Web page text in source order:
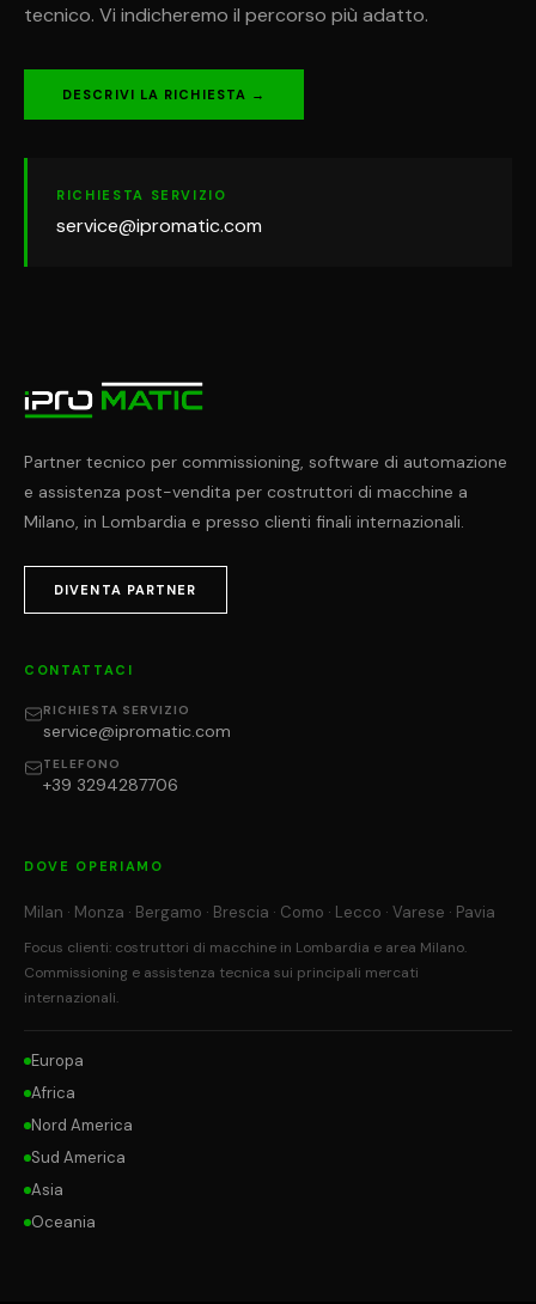
tecnico. Vi indicheremo il percorso più adatto.
DESCRIVI LA RICHIESTA →
RICHIESTA SERVIZIO
service@ipromatic.com
Partner tecnico per commissioning, software di automazione
e assistenza post-vendita per costruttori di macchine a
Milano, in Lombardia e presso clienti finali internazionali.
DIVENTA PARTNER
CONTATTACI
RICHIESTA SERVIZIO
service@ipromatic.com
TELEFONO
+39 3294287706
DOVE OPERIAMO
Milan · Monza · Bergamo · Brescia · Como · Lecco · Varese · Pavia
Focus clienti: costruttori di macchine in Lombardia e area Milano.
Commissioning e assistenza tecnica sui principali mercati
internazionali.
Europa
Africa
Nord America
Sud America
Asia
Oceania